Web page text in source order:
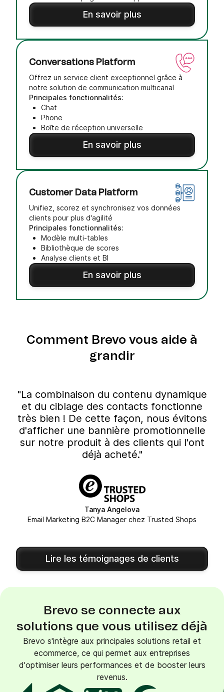
En savoir plus
Conversations Platform
Offrez un service client exceptionnel grâce à
notre solution de communication multicanal
Principales fonctionnalités:
Chat
Phone
Boîte de réception universelle
En savoir plus
Customer Data Platform
Unifiez, scorez et synchronisez vos données
clients pour plus d'agilité
Principales fonctionnalités:
Modèle multi-tables
Bibliothèque de scores
Analyse clients et BI
En savoir plus
Comment Brevo vous aide à
grandir
"La combinaison du contenu dynamique
et du ciblage des contacts fonctionne
très bien ! De cette façon, nous évitons
d'afficher une bannière promotionnelle
sur notre produit à des clients qui l'ont
déjà acheté."
Tanya Angelova
Email Marketing B2C Manager chez Trusted Shops
Lire les témoignages de clients
Brevo se connecte aux
solutions que vous utilisez déjà
Brevo s'intègre aux principales solutions retail et
ecommerce, ce qui permet aux entreprises
d'optimiser leurs performances et de booster leurs
revenus.